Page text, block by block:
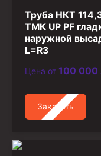
Труба НКТ
ТМК UP PF
наружной
L=R3
Цена от 100 000
Заказать